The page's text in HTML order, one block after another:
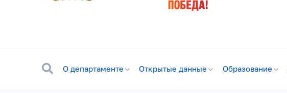
О департаменте Открытые данные Образование